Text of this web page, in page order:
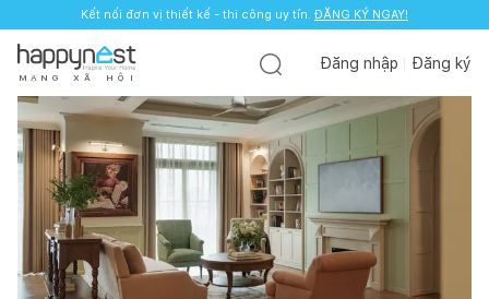
Kết nối đơn vị thiết kế - thi công uy tín. ĐĂNG KÝ NGAY!
M Ạ N G X Ã H Ộ I
Đăng nhập Đăng ký